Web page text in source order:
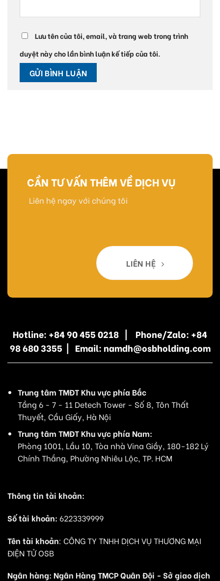
Lưu tên của tôi, email, và trang web trong trình
duyệt này cho lần bình luận kế tiếp của tôi.
CẦN TƯ VẤN THÊM VỀ DỊCH VỤ
Liên hệ ngay với chúng tôi
LIÊN HỆ
Hotline: +84 90 455 0218 | Phone/Zalo: +84
98 680 3355 | Email: namdh@osbholding.com
Trung tâm TMĐT Khu vực phía Bắc
Tầng 6 - 7 - 11 Detech Tower - Số 8, Tôn Thất
Thuyết, Cầu Giấy, Hà Nội
Trung tâm TMĐT Khu vực phía Nam:
Phòng 1001, Lầu 10, Tòa nhà Vina Giầy, 180-182 Lý
Chính Thắng, Phường Nhiêu Lộc, TP. HCM
Thông tin tài khoản:
Số tài khoản: 6223339999
Tên tài khoản: CÔNG TY TNHH DỊCH VỤ THƯƠNG MẠI
ĐIỆN TỬ OSB
Ngân hàng: Ngân Hàng TMCP Quân Đội - Sở giao dịch